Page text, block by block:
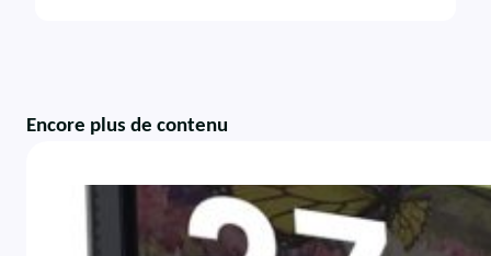
Encore plus de contenu